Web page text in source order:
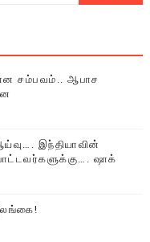
சம்பவம்.. ஆபாச
இந்தியாவின்
ஷாக்